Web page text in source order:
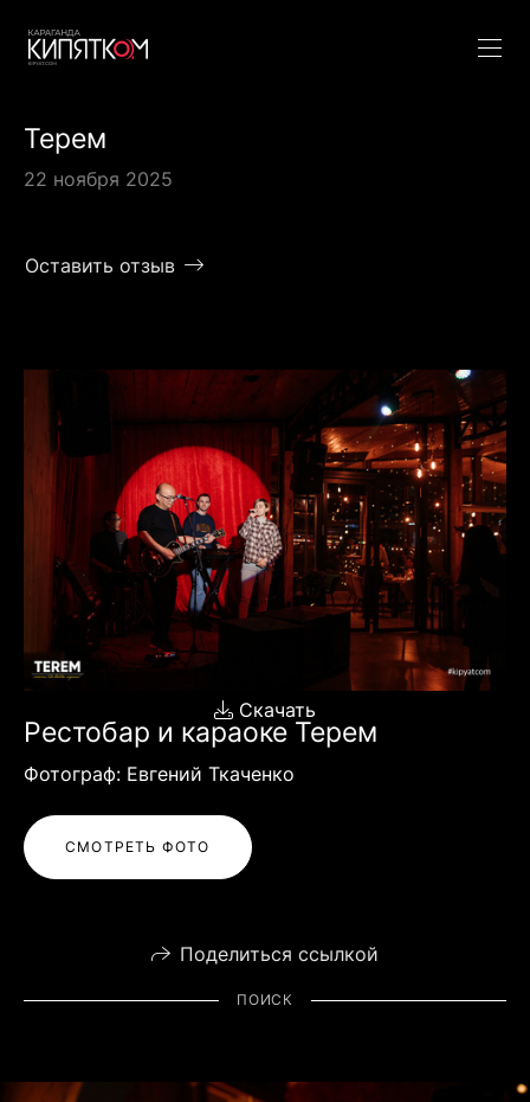
Терем
22 ноября 2025
Оставить отзыв
Скачать
Рестобар и караоке Терем
Фотограф: Евгений Ткаченко
СМОТРЕТЬ ФОТО
Поделиться ссылкой
ПОИСК